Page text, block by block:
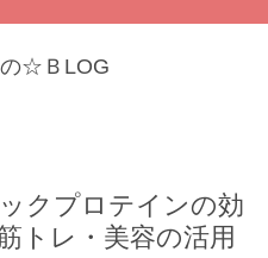
の☆ＢLOG
クプロテインの効
トレ・美容の活用